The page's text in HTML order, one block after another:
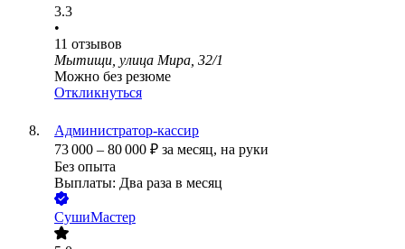
3.3
•
11 отзывов
Мытищи, улица Мира, 32/1
Можно без резюме
Откликнуться
Администратор-кассир
73 000 – 80 000 ₽ за месяц, на руки
Без опыта
Выплаты: Два раза в месяц
СушиМастер